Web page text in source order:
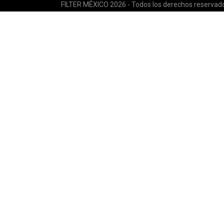
FILTER MÉXICO 2026 - Todos los derechos